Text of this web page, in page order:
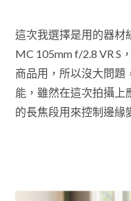
這次我選擇是用的器
MC 105mm f/2.8 VR S
商品用，所以沒大問題
能，雖然在這次拍攝上
的長焦段用來控制邊緣